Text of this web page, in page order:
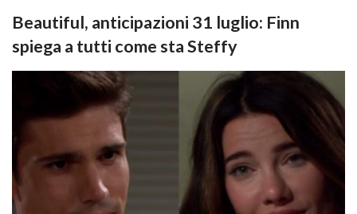
Beautiful, anticipazioni 31 luglio: Finn
spiega a tutti come sta Steffy